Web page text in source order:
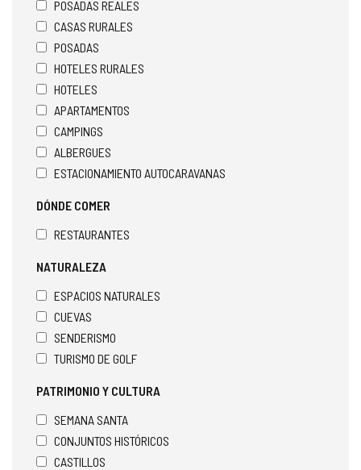
POSADAS REALES
CASAS RURALES
POSADAS
HOTELES RURALES
HOTELES
APARTAMENTOS
CAMPINGS
ALBERGUES
ESTACIONAMIENTO AUTOCARAVANAS
DÓNDE COMER
RESTAURANTES
NATURALEZA
ESPACIOS NATURALES
CUEVAS
SENDERISMO
TURISMO DE GOLF
PATRIMONIO Y CULTURA
SEMANA SANTA
CONJUNTOS HISTÓRICOS
CASTILLOS